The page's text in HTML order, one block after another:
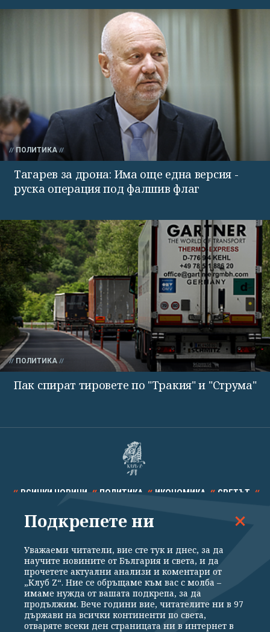
ПОЛИТИКА
Тагарев за дрона: Има още една версия -
руска операция под фалшив флаг
ПОЛИТИКА
Пак спират тировете по "Тракия" и "Струма"
ВСИЧКИ НОВИНИ ПОЛИТИКА ИКОНОМИКА СВЕТЪТ
СПОРТ КУЛТУРА ТЕХНОЛОГИИ КАЛЕЙДОСКОП
Общи условия
Политика за поверителност
Реклама
Партньори Контакти За Клуб Z
Подкрепете ни
Уважаеми читатели, вие сте тук и днес, за да
научите новините от България и света, и да
прочетете актуални анализи и коментари от
„Клуб Z“. Ние се обръщаме към вас с молба –
имаме нужда от вашата подкрепа, за да
продължим. Вече години вие, читателите ни в 97
държави на всички континенти по света,
отваряте всеки ден страницата ни в интернет в